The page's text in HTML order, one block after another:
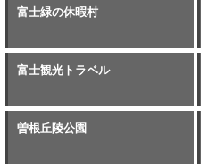
富士緑の休暇村
富士観光トラベル
曽根丘陵公園